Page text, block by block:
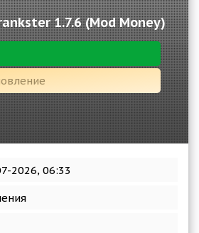
1.7.6 (Mod Money)
2026, 06:33